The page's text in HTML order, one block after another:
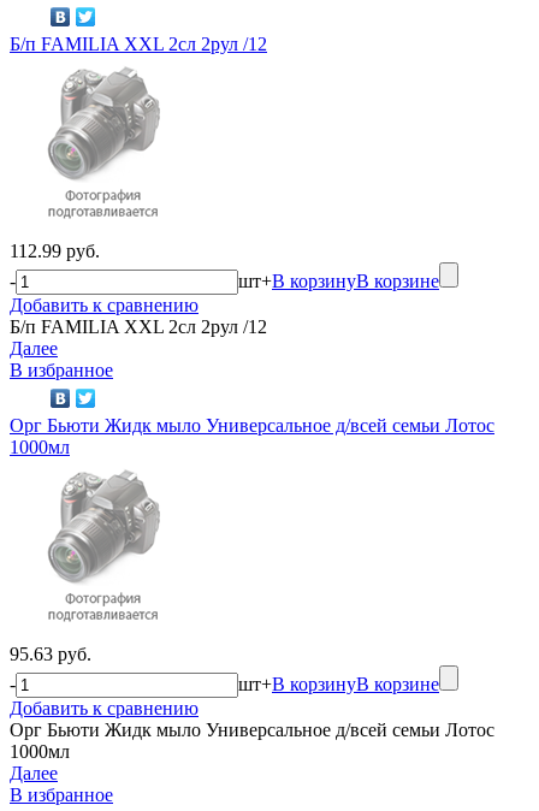
Б/п FAMILIA XXL 2сл 2рул /12
112.99 руб.
-
шт+В корзинуВ корзине
Добавить к сравнению
Б/п FAMILIA XXL 2сл 2рул /12
Далее
В избранное
Орг Бьюти Жидк мыло Универсальное д/всей семьи Лотос
1000мл
95.63 руб.
-
шт+В корзинуВ корзине
Добавить к сравнению
Орг Бьюти Жидк мыло Универсальное д/всей семьи Лотос
1000мл
Далее
В избранное